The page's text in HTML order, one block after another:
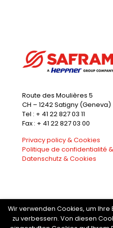
Route des Moulières 5
CH – 1242 Satigny (Geneva)
Tel : + 41 22 827 03 11
Fax : + 41 22 827 03 00
Privacy policy & Cookies
Politique de confidentialité
Datenschutz & Cookies
Wir verwenden Cookies, um
zu verbessern. Von diesen